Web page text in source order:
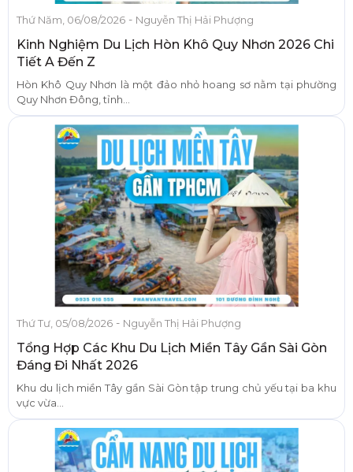
Thứ Năm, 06/08/2026 - Nguyễn Thị Hải Phượng
Kinh Nghiệm Du Lịch Hòn Khô Quy Nhơn 2026 Chi
Tiết A Đến Z
Hòn Khô Quy Nhơn là một đảo nhỏ hoang sơ nằm tại phường
Quy Nhơn Đông, tỉnh...
Thứ Tư, 05/08/2026 - Nguyễn Thị Hải Phượng
Tổng Hợp Các Khu Du Lịch Miền Tây Gần Sài Gòn
Đáng Đi Nhất 2026
Khu du lịch miền Tây gần Sài Gòn tập trung chủ yếu tại ba khu
vực vừa...